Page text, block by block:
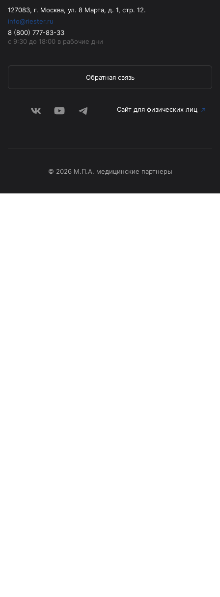
127083, г. Москва, ул. 8 Марта, д. 1, стр. 12.
info@riester.ru
8 (800) 777-83-33
с 9:30 до 18:00 в рабочие дни
Обратная связь
Сайт для физических лиц
© 2026 М.П.А. медицинские партнеры